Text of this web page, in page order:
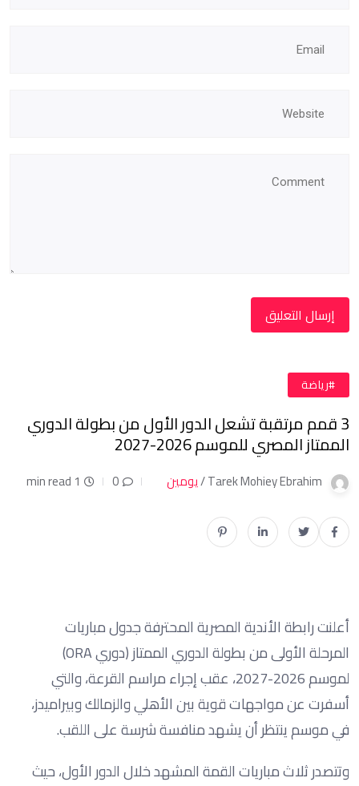
#رياضة
3 قمم مرتقبة تشعل الدور الأول من بطولة الدوري
الممتاز المصري للموسم 2026-2027
Tarek Mohiey Ebrahim / يومين 0
1 min read
أعلنت رابطة الأندية المصرية المحترفة جدول مباريات
المرحلة الأولى من بطولة الدوري الممتاز (دوري ORA)
لموسم 2026-2027، عقب إجراء مراسم القرعة، والتي
أسفرت عن مواجهات قوية بين الأهلي والزمالك وبيراميدز،
في موسم ينتظر أن يشهد منافسة شرسة على اللقب.
وتتصدر ثلاث مباريات القمة المشهد خلال الدور الأول، حيث